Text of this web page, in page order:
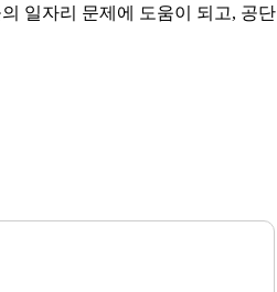
일자리 문제에 도움이 되고, 공단